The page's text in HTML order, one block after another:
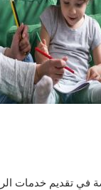
تقديم خدمات